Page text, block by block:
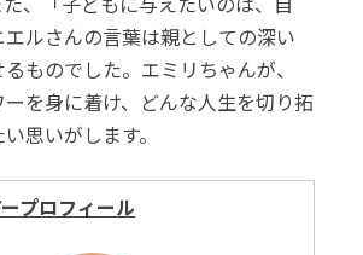
ルさんの言葉は親としての深い
ものでした。エミリちゃんが、
を身に着け、どんな人生を切り拓
思いがします。
プロフィール